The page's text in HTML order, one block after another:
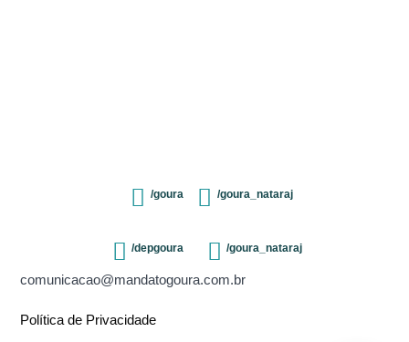
/goura /goura_nataraj
/depgoura /goura_nataraj
comunicacao@mandatogoura.com.br
Política de Privacidade